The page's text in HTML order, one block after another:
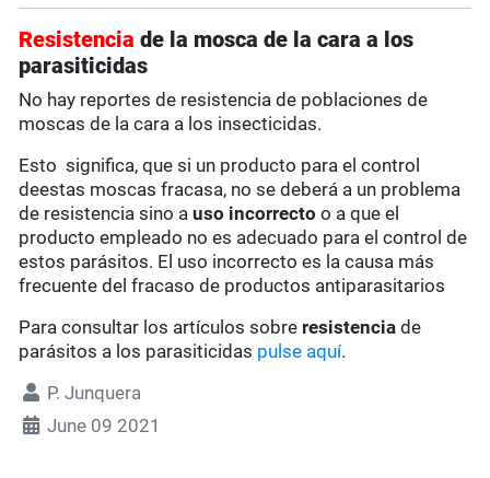
Resistencia de la mosca de la cara a los
parasiticidas
No hay reportes de resistencia de poblaciones de
moscas de la cara a los insecticidas.
Esto significa, que si un producto para el control
deestas moscas fracasa, no se deberá a un problema
de resistencia sino auso incorrecto o a que el
producto empleado no es adecuado para el control de
estos parásitos. El uso incorrecto es la causa más
frecuente del fracaso de productos antiparasitarios
Para consultar los artículos sobre resistencia de
parásitos a los parasiticidas pulse aquí.
P. Junquera
June 09 2021